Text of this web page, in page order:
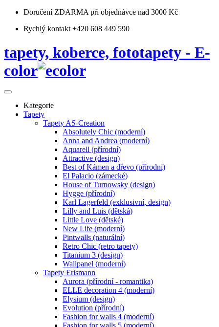
Doručení ZDARMA při objednávce nad 3000 Kč
Rychlý kontakt +420 608 449 590
tapety, koberce, fototapety - E-
color
Kategorie
Tapety
Tapety AS-Creation
Absolutely Chic (moderní)
Anna and Andrea (moderní)
Aquarell (přírodní)
Attractive (design)
Best of Kámen a dřevo (přírodní)
El Palacio (zámecké)
House of Turnowsky (design)
Hygge (přírodní)
Karl Lagerfeld (exklusivní, design)
Lilly and Luis (dětská)
Little Love (dětské)
New Life (moderní)
Pintwalls (naturální)
Retro Chic (retro tapety)
Titanium 3 (design)
Wallpanel (moderní)
Tapety Erismann
Aurora (přírodní - romantika)
ELLE decoration 4 (moderní)
Elysium (design)
Evolution (přírodní)
Fashion for walls 4 (moderní)
Fashion for walls 5 (moderní)